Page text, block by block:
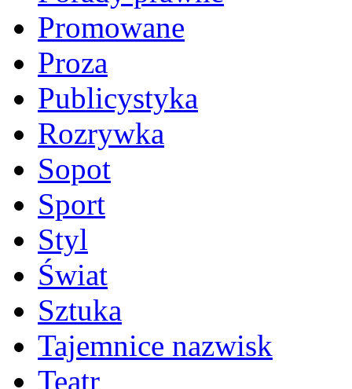
Promowane
Proza
Publicystyka
Rozrywka
Sopot
Sport
Styl
Świat
Sztuka
Tajemnice nazwisk
Teatr